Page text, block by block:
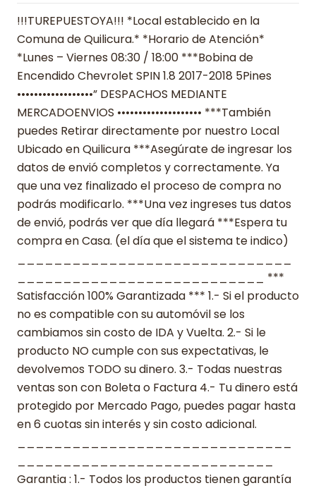
!!!TUREPUESTOYA!!! *Local establecido en la
Comuna de Quilicura.* *Horario de Atención*
*Lunes – Viernes 08:30 / 18:00 ***Bobina de
Encendido Chevrolet SPIN 1.8 2017-2018 5Pines
••••••••••••••••••” DESPACHOS MEDIANTE
MERCADOENVIOS •••••••••••••••••••• ***También
puedes Retirar directamente por nuestro Local
Ubicado en Quilicura ***Asegúrate de ingresar los
datos de envió completos y correctamente. Ya
que una vez finalizado el proceso de compra no
podrás modificarlo. ***Una vez ingreses tus datos
de envió, podrás ver que día llegará ***Espera tu
compra en Casa. (el día que el sistema te indico)
___________________________ ***
Satisfacción 100% Garantizada *** 1.- Si el producto
no es compatible con su automóvil se los
cambiamos sin costo de IDA y Vuelta. 2.- Si le
producto NO cumple con sus expectativas, le
devolvemos TODO su dinero. 3.- Todas nuestras
ventas son con Boleta o Factura 4.- Tu dinero está
protegido por Mercado Pago, puedes pagar hasta
en 6 cuotas sin interés y sin costo adicional.
Garantia : 1.- Todos los productos tienen garantía